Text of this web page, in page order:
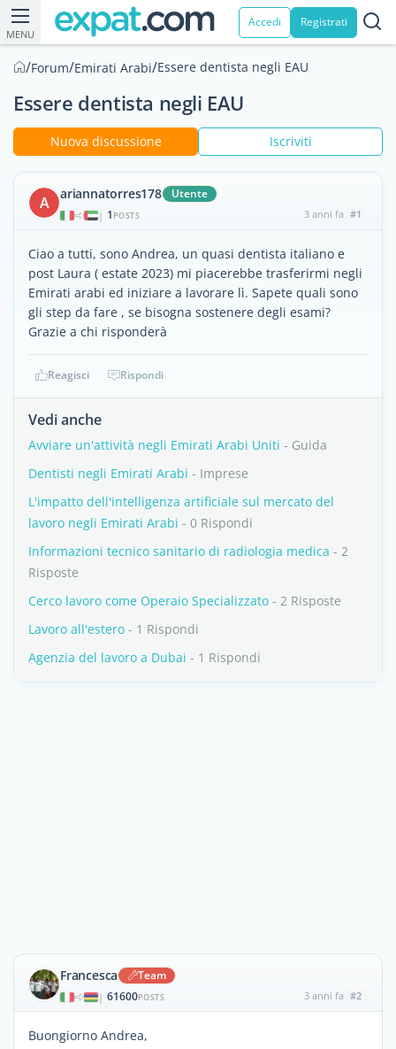
MENU
Accedi Registrati
/Forum/Emirati Arabi/Essere dentista negli EAU
Essere dentista negli EAU
Nuova discussione Iscriviti
A ariannatorres178 Utente
| 1 POSTS 3 anni fa #1
Ciao a tutti, sono Andrea, un quasi dentista italiano e
post Laura ( estate 2023) mi piacerebbe trasferirmi negli
Emirati arabi ed iniziare a lavorare lì. Sapete quali sono
gli step da fare , se bisogna sostenere degli esami?
Grazie a chi risponderà
Reagisci Rispondi
Vedi anche
Avviare un'attività negli Emirati Arabi Uniti - Guida
Dentisti negli Emirati Arabi - Imprese
L'impatto dell'intelligenza artificiale sul mercato del
lavoro negli Emirati Arabi - 0 Rispondi
Informazioni tecnico sanitario di radiologia medica - 2
Risposte
Cerco lavoro come Operaio Specializzato - 2 Risposte
Lavoro all'estero - 1 Rispondi
Agenzia del lavoro a Dubai - 1 Rispondi
Francesca Team
| 61600POSTS 3 anni fa #2
Buongiorno Andrea,